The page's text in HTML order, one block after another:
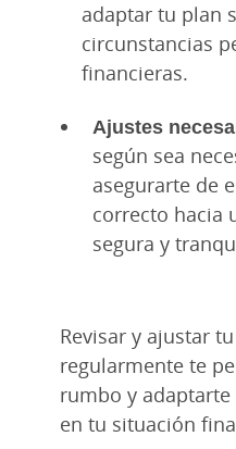
adaptar tu plan
circunstancias
financieras.
Ajustes
según sea
asegurarte de
correcto hacia
segura y
Revisar y ajustar
regularmente te
rumbo y
en tu situación